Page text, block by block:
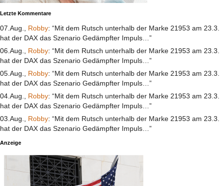
Letzte Kommentare
07.Aug., Robby: “Mit dem Rutsch unterhalb der Marke 21953 am 23.3.
hat der DAX das Szenario Gedämpfter Impuls…”
06.Aug., Robby: “Mit dem Rutsch unterhalb der Marke 21953 am 23.3.
hat der DAX das Szenario Gedämpfter Impuls…”
05.Aug., Robby: “Mit dem Rutsch unterhalb der Marke 21953 am 23.3.
hat der DAX das Szenario Gedämpfter Impuls…”
04.Aug., Robby: “Mit dem Rutsch unterhalb der Marke 21953 am 23.3.
hat der DAX das Szenario Gedämpfter Impuls…”
03.Aug., Robby: “Mit dem Rutsch unterhalb der Marke 21953 am 23.3.
hat der DAX das Szenario Gedämpfter Impuls…”
Anzeige